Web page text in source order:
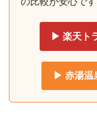
▶ 楽天ト
▶ 赤湯温